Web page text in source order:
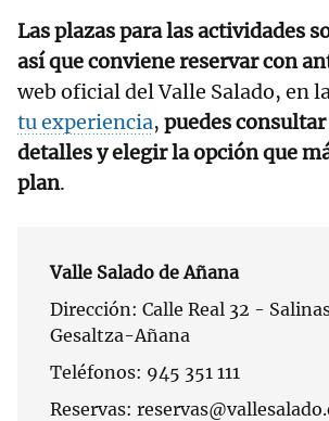
Las plazas para las actividades
así que conviene reservar con
web oficial del Valle Salado, en
tu experiencia, puedes
detalles y elegir la opción que
plan.
Valle Salado de Añana
Dirección: Calle Real 32 -
Gesaltza-Añana
Teléfonos: 945 351 111
Reservas: